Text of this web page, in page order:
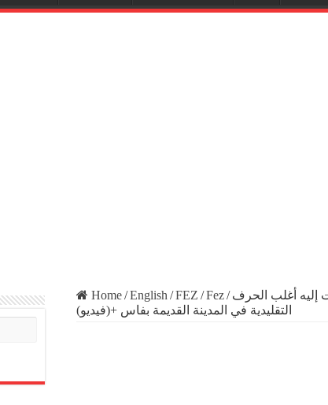
Home/English /FEZ /Fez/ إليه أغلب الحرف
التقليدية في المدينة القديمة بفاس +(فيديو)